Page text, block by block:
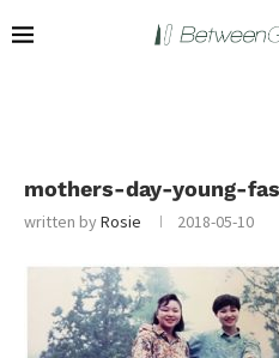
mothers-day-young-
written byRosie 2018-05-10